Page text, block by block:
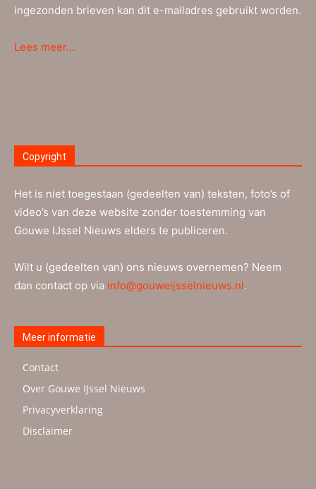
ingezonden brieven kan dit e-mailadres gebruikt worden.
Lees meer…
Copyright
Het is niet toegestaan (gedeelten van) teksten, foto’s of
video’s van deze website zonder toestemming van
Gouwe IJssel Nieuws elders te publiceren.
Wilt u (gedeelten van) ons nieuws overnemen? Neem
dan contact op via info@gouweijsselnieuws.nl.
Meer informatie
Contact
Over Gouwe IJssel Nieuws
Privacyverklaring
Disclaimer